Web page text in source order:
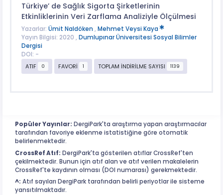
Türkiye’ de Sağlık Sigorta Şirketlerinin
Etkinliklerinin Veri Zarflama Analiziyle Ölçülmesi
Yazarlar: Ümit Naldöken , Mehmet Veysi Kaya
Yayın Bilgisi: 2020 , Dumlupınar Üniversitesi Sosyal Bilimler
Dergisi
DOI: -
ATIF
0 FAVORİ 1 TOPLAM İNDİRİLME SAYISI 1139
Popüler Yayınlar: DergiPark'ta araştırma yapan araştırmacılar
tarafından favoriye eklenme istatistiğine göre otomatik
belirlenmektedir.
CrossRef Atıf: DergiPark'ta gösterilen atıflar CrossRef'ten
çekilmektedir. Bunun için atıf alan ve atıf verilen makalelerin
CrossRef'te kaydının olması (DOI numarası) gerekmektedir.
^: Atıf sayıları DergiPark tarafından belirli periyotlar ile sisteme
yansıtılmaktadır.